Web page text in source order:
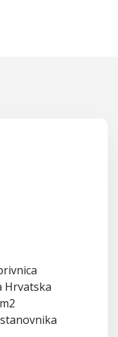
Hrvatska